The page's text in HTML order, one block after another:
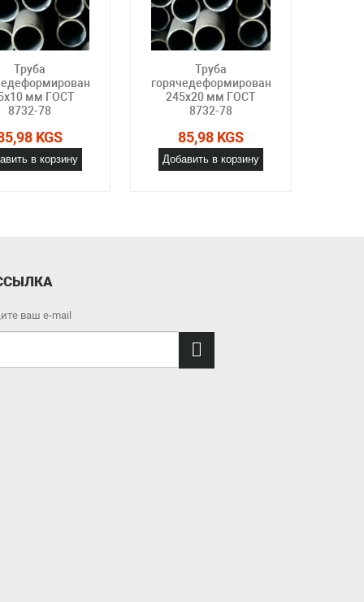
Труба
мм ГОСТ
8732-78
KGS
в корзину
Труба
горячедеформированная
245х20 мм ГОСТ
8732-78
85,98 KGS
Добавить в корзину
ваш e-mail
